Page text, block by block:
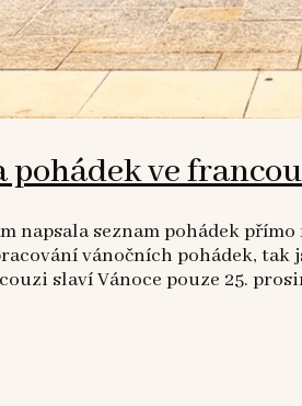
pohádek ve
napsala seznam pohádek
vánočních pohádek,
slaví Vánoce pouze 25.